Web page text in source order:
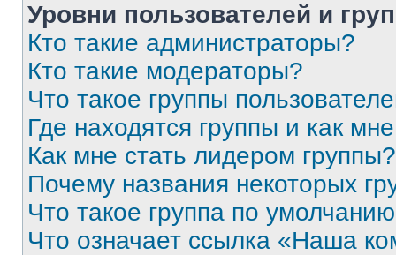
Уровни пользователей и
Кто такие администраторы?
Кто такие модераторы?
Что такое группы
Где находятся группы и как
Как мне стать лидером группы?
Почему названия некоторых
Что такое группа по
Что означает ссылка «Наша